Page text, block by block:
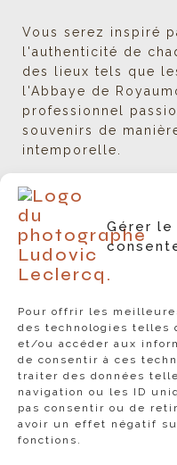
Gérer le
Pour offrir les
des technologies telles
et/ou accéder aux
de consentir à ces
traiter des données
navigation ou les ID
pas consentir ou de
avoir un effet négatif
fonctions.
Vous serez inspiré
l'authenticité de
des lieux tels que
l'Abbaye de
professionnel
souvenirs de
intemporelle.
Prendre
Contact et
Services – Studio
Tarifs du Studio
Mentions légales
Politique de